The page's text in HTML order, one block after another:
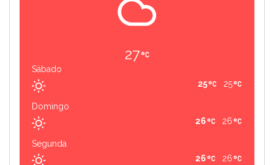
27
Sábado
25
25
Domingo
26
26
Segunda
26
26